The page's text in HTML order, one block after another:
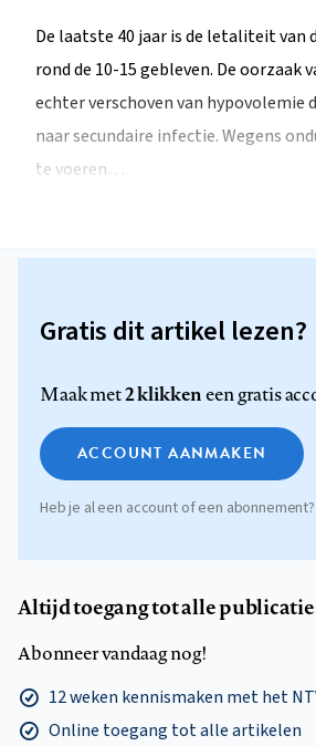
De laatste 40 jaar is de letaliteit van
rond de 10-15 gebleven. De oorzaak
echter verschoven van hypovolemie
naar secundaire infectie. Wegens
te voeren…
Gratis dit artikel lezen?
Maak met2 klikkeneen gratis
ACCOUNT AANMAKEN
Heb je al een account of een abonnement?
Altijd toegang tot alle
Abonneer vandaag nog!
12 weken kennismaken met het
Online toegang tot alle artikelen